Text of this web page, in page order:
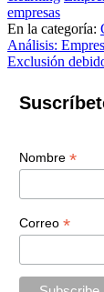
empresas
En la categoría:
de
entradas
Análisis:
Exclusión
Nombre *
Correo *